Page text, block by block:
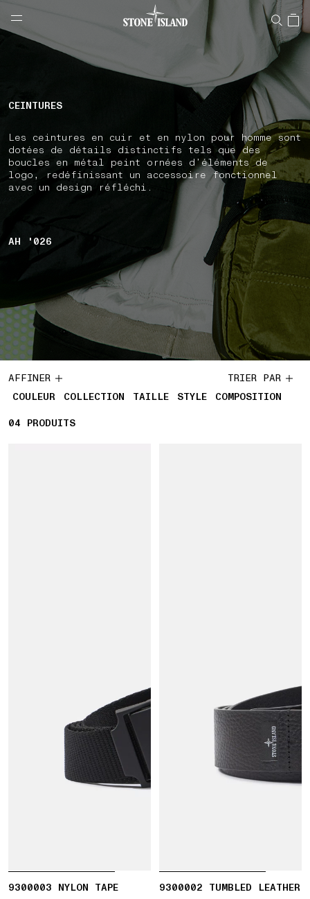
NAVIGATION.ARIA.GOTOMAINCONTENT
LABEL.SHOPPINGCOUNTRY BELGIQUE
CEINTURES
Les ceintures en cuir et en nylon pour homme sont
dotées de détails distinctifs tels que des
boucles en métal peint ornées d’éléments de
logo, redéfinissant un accessoire fonctionnel
avec un design réfléchi.
AH '026
AFFINER
COULEUR
COLLECTION TAILLE STYLE COMPOSITION
TRIER PAR
04 4 PRODUITS
PRODUITS
9300003 NYLON TAPE 9300002 TUMBLED LEATHER